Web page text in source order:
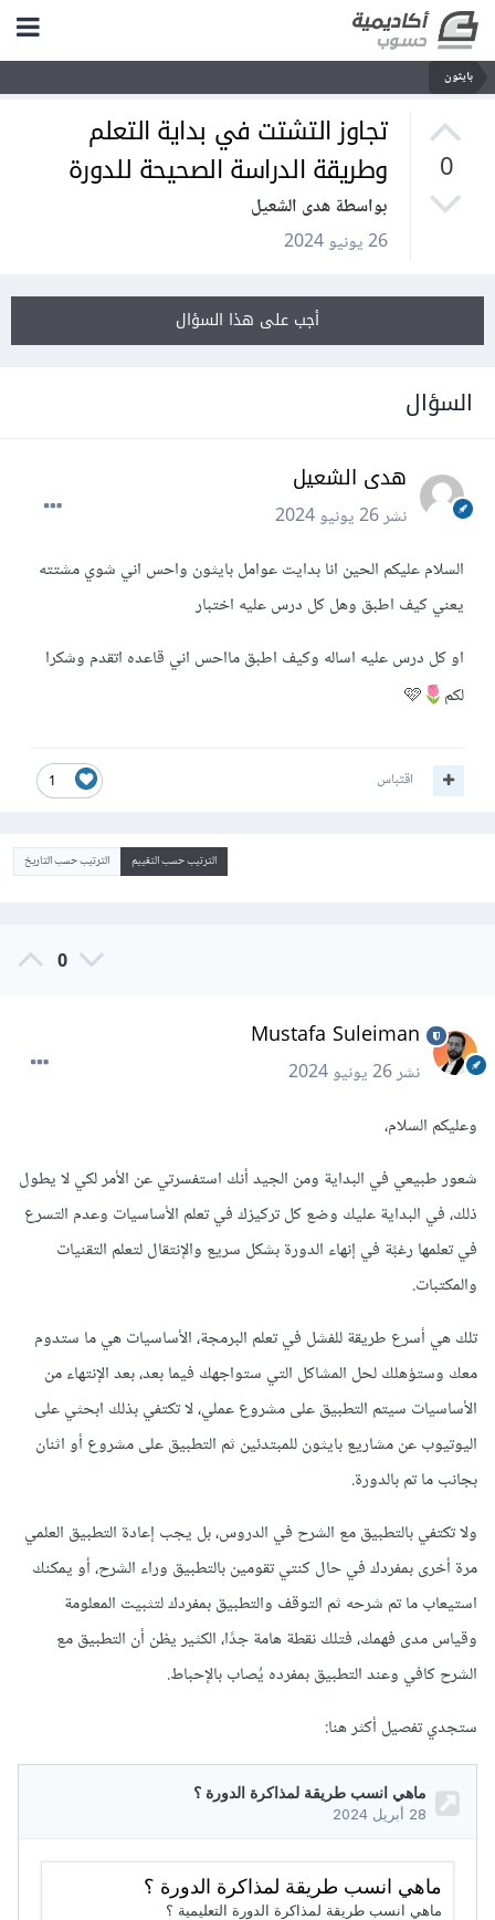
بايثون
0
تجاوز التشتت في بداية التعلم
وطريقة الدراسة الصحيحة للدورة
بواسطة هدى الشعيل
26 يونيو 2024
أجب على هذا السؤال
السؤال
هدى الشعيل
نشر26 يونيو 2024
السلام عليكم الحين انا بدايت عوامل بايثون واحس اني شوي مشتته
يعني كيف اطبق وهل كل درس عليه اختبار
او كل درس عليه اساله وكيف اطبق مااحس اني قاعده اتقدم وشكرا
لكم🌷
🩷
1 اقتباس
الترتيب حسب التقييم الترتيب حسب التاريخ
0
Mustafa Suleiman
نشر26 يونيو 2024
وعليكم السلام،
شعور طبيعي في البداية ومن الجيد أنك استفسرتي عن الأمر لكي لا يطول
ذلك، في البداية عليك وضع كل تركيزك في تعلم الأساسيات وعدم التسرع
في تعلمها رغبًة في إنهاء الدورة بشكل سريع والإنتقال لتعلم التقنيات
والمكتبات.
تلك هي أسرع طريقة للفشل في تعلم البرمجة، الأساسيات هي ما ستدوم
معك وستؤهلك لحل المشاكل التي ستواجهك فيما بعد، بعد الإنتهاء من
الأساسيات سيتم التطبيق على مشروع عملي، لا تكتفي بذلك ابحثي على
اليوتيوب عن مشاريع بايثون للمبتدئين ثم التطبيق على مشروع أو اثنان
بجانب ما تم بالدورة.
ولا تكتفي بالتطبيق مع الشرح في الدروس، بل يجب إعادة التطبيق العلمي
مرة أخرى بمفردك في حال كنتي تقومين بالتطبيق وراء الشرح، أو يمكنك
استيعاب ما تم شرحه ثم التوقف والتطبيق بمفردك لتثبيت المعلومة
وقياس مدى فهمك، فتلك نقطة هامة جدًا، الكثير يظن أن التطبيق مع
الشرح كافي وعند التطبيق بمفرده يُصاب بالإحباط.
ستجدي تفصيل أكثر هنا: